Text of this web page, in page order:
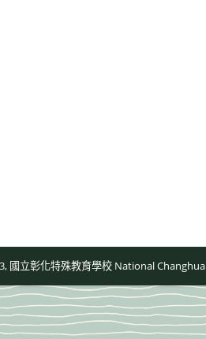
國立彰化特殊教育學校 National